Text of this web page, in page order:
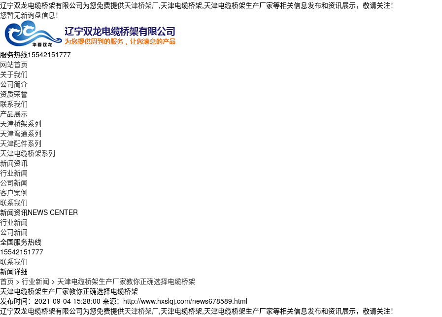
辽宁双龙电缆桥架有限公司为您免费提供天津桥架厂,天津电缆桥架,天津电缆桥架生产厂家等相关信息发布和资讯展示，敬请关注！
您暂无新询盘信息！
服务热线15542151777
网站首页
关于我们
公司简介
资质荣誉
联系我们
产品展示
天津桥架系列
天津弯通系列
天津配件系列
天津电缆桥架系列
新闻资讯
行业新闻
公司新闻
客户案例
联系我们
新闻资讯NEWS CENTER
行业新闻
公司新闻
全国服务热线
15542151777
联系我们
新闻详细
首页 > 行业新闻 > 天津电缆桥架生产厂家教你正确选择电缆桥架
天津电缆桥架生产厂家教你正确选择电缆桥架
发布时间：2021-09-04 15:28:00 来源：http://www.hxslqj.com/news678589.html
辽宁双龙电缆桥架有限公司为您免费提供天津桥架厂,天津电缆桥架,天津电缆桥架生产厂家等相关信息发布和资讯展示，敬请关注！